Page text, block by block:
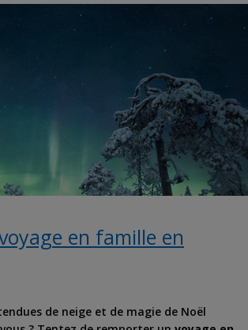
en famille en
de neige et de magie de Noël